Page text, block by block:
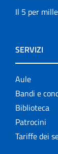
Il 5 per
SERVIZI
Aule
Bandi e
Biblioteca
Patrocini
Tariffe dei